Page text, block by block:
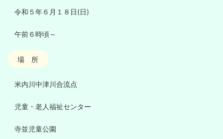
令和５年６月１８日(日)
午前６時頃～
場 所
米内川中津川合流点
児童・老人福祉センター
寺並児童公園